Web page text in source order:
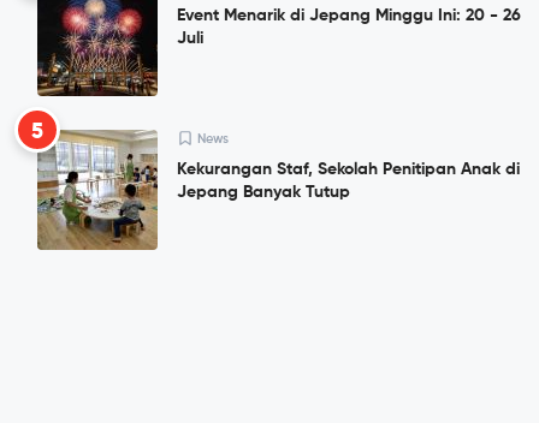
Event Menarik di Jepang Minggu Ini: 20 - 26
Juli
5 News
Kekurangan Staf, Sekolah Penitipan Anak di
Jepang Banyak Tutup